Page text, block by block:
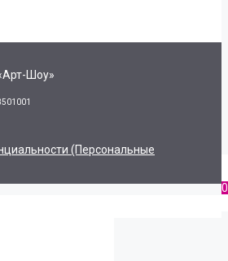
Шоу»
(персональные
0